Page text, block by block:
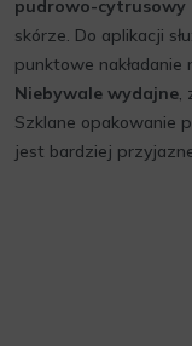
pudrowo-cytrusowy
skórze. Do aplikacji
punktowe
Niebywale wydajne,
Szklane opakowanie
jest bardziej